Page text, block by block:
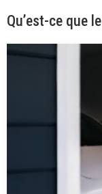
Qu’est-ce que